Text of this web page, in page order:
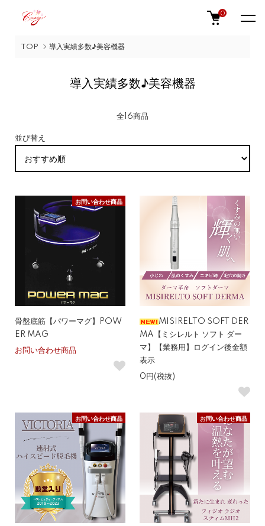
0
TOP 導入実績多数♪美容機器
導入実績多数♪美容機器
全16商品
並び替え
お問い合わせ商品
骨盤底筋【パワーマグ】POW
ER MAG
お問い合わせ商品
MISIRELTO SOFT DER
MA【ミシレルト ソフト ダー
マ】【業務用】ログイン後金額
表示
0円(税抜)
お問い合わせ商品 お問い合わせ商品